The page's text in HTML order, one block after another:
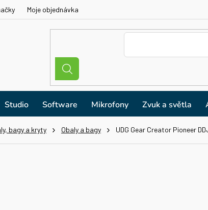
Moje objednávka
Studio Software Mikrofony Zvuk a světla
bagy a kryty Obaly a bagy UDG Gear Creator Pioneer